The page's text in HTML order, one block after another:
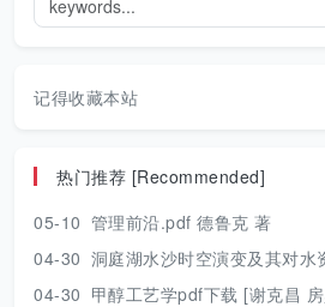
记得收藏本站
热门推荐 [Recommended]
05-10 管理前沿.pdf 德鲁克 著
04-30 洞庭湖水沙时空演变及其对水资源安全的影
04-30 甲醇工艺学pdf下载 [谢克昌